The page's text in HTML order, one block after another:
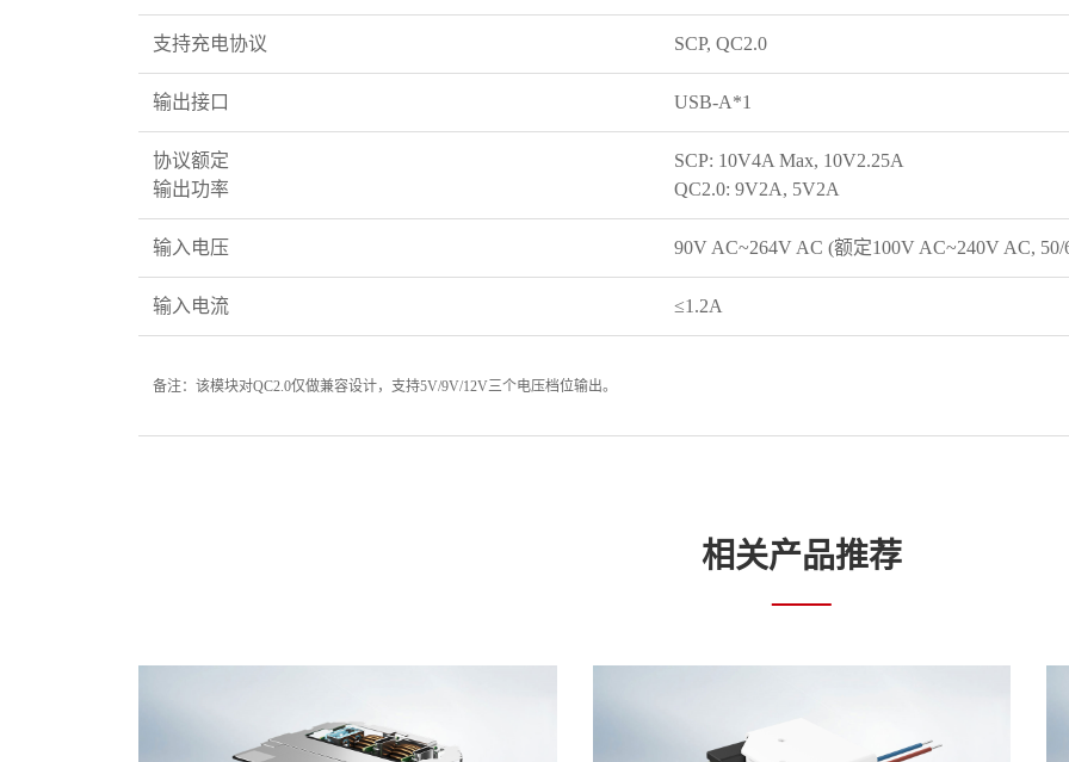
支持充电协议 SCP, QC2.0
输出接口 USB-A*1
协议额定
输出功率
SCP: 10V4A Max, 10V2.25A
QC2.0: 9V2A, 5V2A
输入电压 90V AC~264V AC (额定100V AC~240V AC, 50/
输入电流 ≤1.2A
备注： 该模块对QC2.0仅做兼容设计， 支持5V/9V/12V三个电压档位输出。
相关产品推荐